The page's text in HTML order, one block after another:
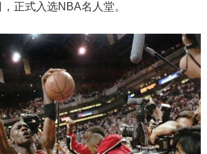
正式入选NBA名人堂。